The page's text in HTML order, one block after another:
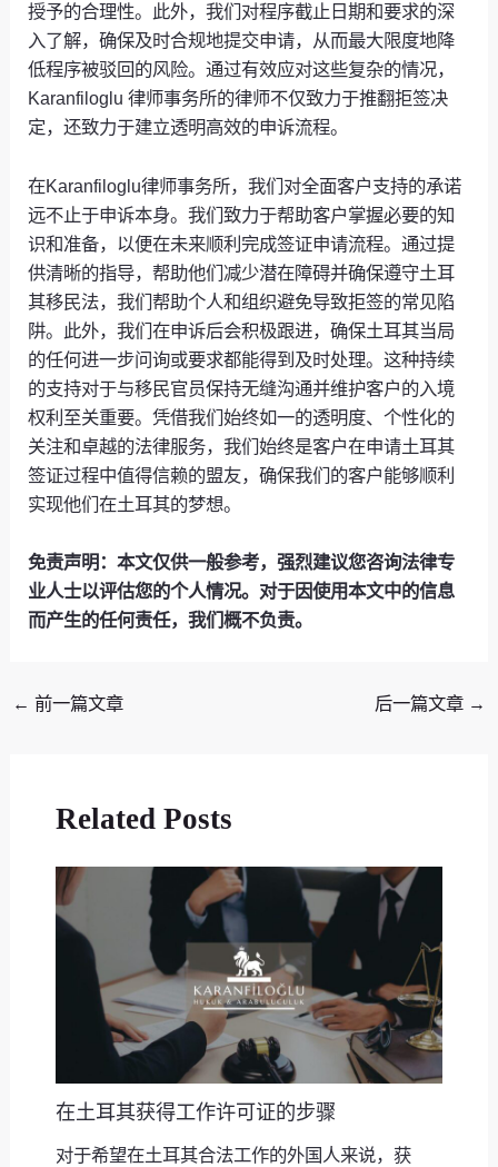
授予的合理性。此外，我们对程序截止日期和要求的深
入了解，确保及时合规地提交申请，从而最大限度地降
低程序被驳回的风险。通过有效应对这些复杂的情况，
Karanfiloglu 律师事务所的律师不仅致力于推翻拒签决
定，还致力于建立透明高效的申诉流程。
在Karanfiloglu律师事务所，我们对全面客户支持的承诺
远不止于申诉本身。我们致力于帮助客户掌握必要的知
识和准备，以便在未来顺利完成签证申请流程。通过提
供清晰的指导，帮助他们减少潜在障碍并确保遵守土耳
其移民法，我们帮助个人和组织避免导致拒签的常见陷
阱。此外，我们在申诉后会积极跟进，确保土耳其当局
的任何进一步问询或要求都能得到及时处理。这种持续
的支持对于与移民官员保持无缝沟通并维护客户的入境
权利至关重要。凭借我们始终如一的透明度、个性化的
关注和卓越的法律服务，我们始终是客户在申请土耳其
签证过程中值得信赖的盟友，确保我们的客户能够顺利
实现他们在土耳其的梦想。
免责声明：本文仅供一般参考，强烈建议您咨询法律专
业人士以评估您的个人情况。对于因使用本文中的信息
而产生的任何责任，我们概不负责。
← 前一篇文章 后一篇文章 →
Related Posts
在土耳其获得工作许可证的步骤
对于希望在土耳其合法工作的外国人来说，获